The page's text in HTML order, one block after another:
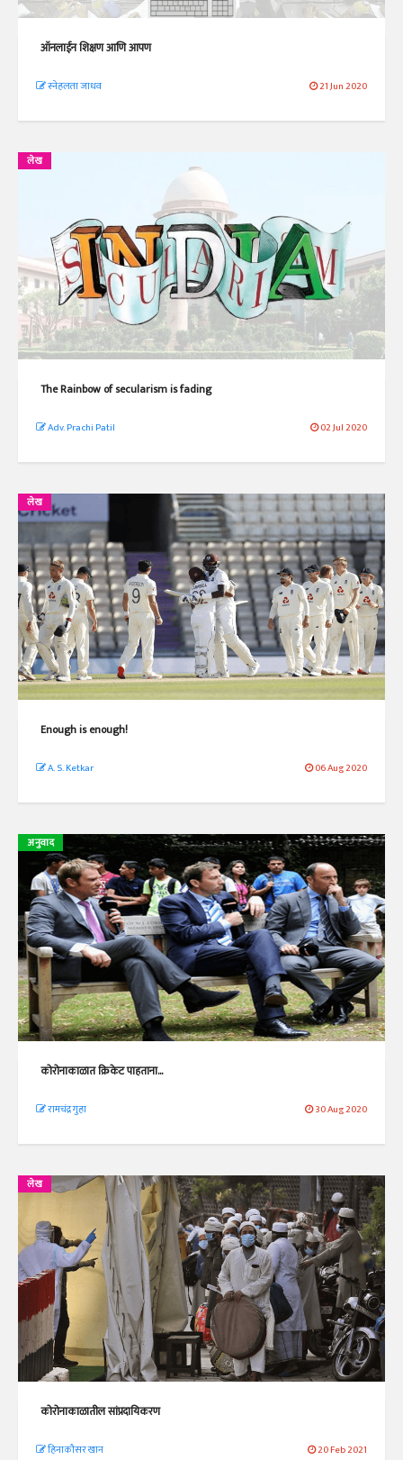
ऑनलाईन शिक्षण आणि आपण
स्नेहलता जाधव 21 Jun 2020
लेख
The Rainbow of secularism is fading
Adv. Prachi Patil 02 Jul 2020
लेख
Enough is enough!
A. S. Ketkar 06 Aug 2020
अनुवाद
कोरोनाकाळात क्रिकेट पाहताना...
रामचंद्र गुहा 30 Aug 2020
लेख
कोरोनाकाळातील सांप्रदायिकरण
हिनाकौसर खान 20 Feb 2021